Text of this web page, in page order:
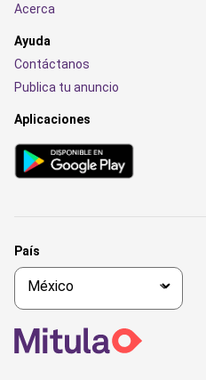
Acerca
Ayuda
Contáctanos
Publica tu anuncio
Aplicaciones
País